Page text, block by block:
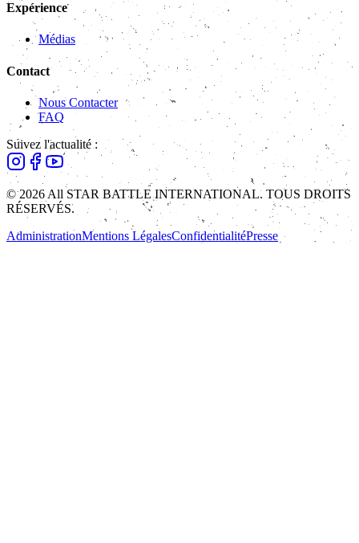
Expérience
Médias
Contact
Nous Contacter
FAQ
Suivez l'actualité :
© 2026 All STAR BATTLE INTERNATIONAL. TOUS DROITS
RÉSERVÉS.
AdministrationMentions LégalesConfidentialitéPresse